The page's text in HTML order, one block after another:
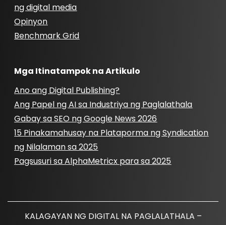
ng digital media
Opinyon
Benchmark Grid
Mga Itinatampok na Artikulo
Ano ang Digital Publishing?
Ang Papel ng AI sa Industriya ng Paglalathala
Gabay sa SEO ng Google News 2026
15 Pinakamahusay na Plataporma ng Syndication
ng Nilalaman sa 2025
Pagsusuri sa AlphaMetricx para sa 2025
KALAGAYAN NG DIGITAL NA PAGLALATHALA –